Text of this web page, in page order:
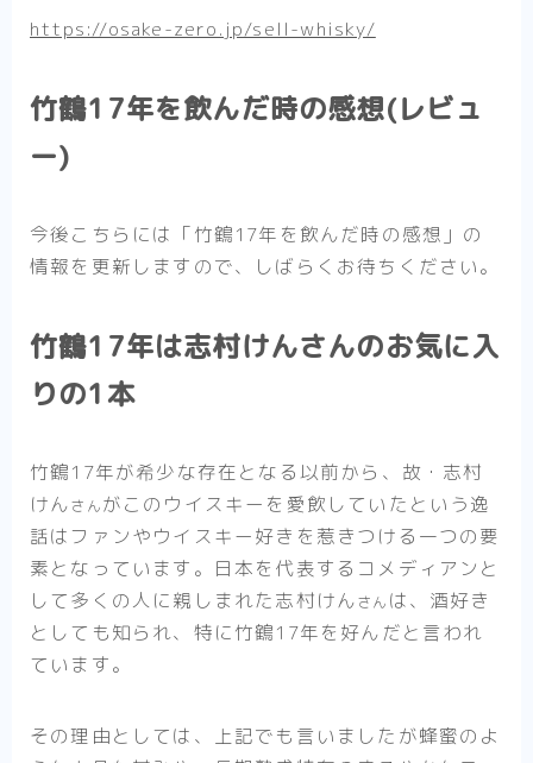
https://osake-zero.jp/sell-whisky/
竹鶴17年を飲んだ時の感想(レビュ
ー)
今後こちらには「竹鶴17年を飲んだ時の感想」の
情報を更新しますので、しばらくお待ちください。
竹鶴17年は志村けんさんのお気に入
りの1本
竹鶴17年が希少な存在となる以前から、故・志村
けんさんがこのウイスキーを愛飲していたという逸
話はファンやウイスキー好きを惹きつける一つの要
素となっています。日本を代表するコメディアンと
して多くの人に親しまれた志村けんさん は、酒好き
としても知られ、特に竹鶴17年を好んだと言われ
ています。
その理由としては、上記でも言いましたが蜂蜜のよ